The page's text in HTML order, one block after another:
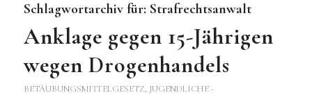
Schlagwortarchiv für: Strafrechtsanwalt
Anklage gegen 15-Jährigen
wegen Drogenhandels
BETÄUBUNGSMITTELGESETZ, JUGENDLICHE -